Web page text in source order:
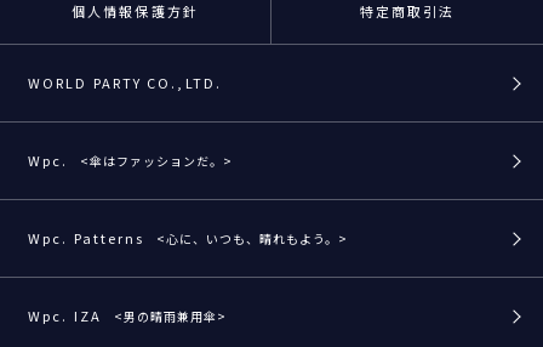
個人情報保護方針 特定商取引法
WORLD PARTY CO.,LTD.
Wpc. <傘はファッションだ。>
Wpc. Patterns <心に、いつも、晴れもよう。>
Wpc. IZA <男の晴雨兼用傘>